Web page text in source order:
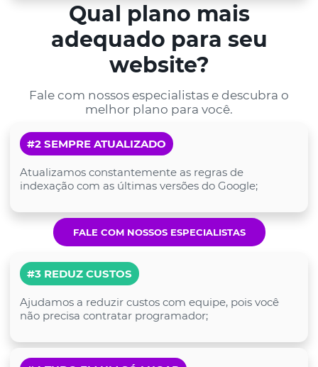
Qual plano mais
adequado para seu
website?
Fale com nossos especialistas e descubra o
melhor plano para você.
#2 SEMPRE ATUALIZADO
Atualizamos constantemente as regras de
indexação com as últimas versões do Google;
FALE COM NOSSOS ESPECIALISTAS
#3 REDUZ CUSTOS
Ajudamos a reduzir custos com equipe, pois você
não precisa contratar programador;